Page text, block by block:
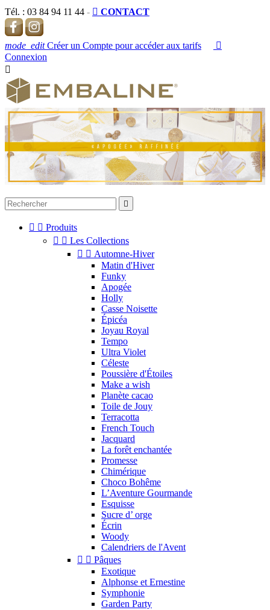
Tél. : 03 84 94 11 44 -  CONTACT
mode_edit Créer un Compte pour accéder aux tarifs

Connexion


  Produits
  Les Collections
  Automne-Hiver
Matin d'Hiver
Funky
Apogée
Holly
Casse Noisette
Épicéa
Joyau Royal
Tempo
Ultra Violet
Céleste
Poussière d'Étoiles
Make a wish
Planète cacao
Toile de Jouy
Terracotta
French Touch
Jacquard
La forêt enchantée
Promesse
Chimérique
Choco Bohême
L’Aventure Gourmande
Esquisse
Sucre d’ orge
Écrin
Woody
Calendriers de l'Avent
  Pâques
Exotique
Alphonse et Ernestine
Symphonie
Garden Party